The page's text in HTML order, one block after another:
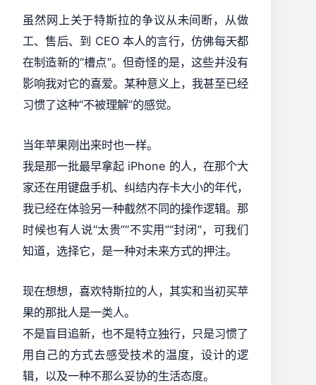
虽然网上关于特斯拉的争议从未间断，从做
工、售后、到 CEO 本人的言行，仿佛每天都
在制造新的“槽点”。但奇怪的是，这些并没有
影响我对它的喜爱。某种意义上，我甚至已经
习惯了这种“不被理解”的感觉。
当年苹果刚出来时也一样。
我是那一批最早拿起 iPhone 的人，在那个大
家还在用键盘手机、纠结内存卡大小的年代，
我已经在体验另一种截然不同的操作逻辑。那
时候也有人说“太贵”“不实用”“封闭”，可我们
知道，选择它，是一种对未来方式的押注。
现在想想，喜欢特斯拉的人，其实和当初买苹
果的那批人是一类人。
不是盲目追新，也不是特立独行，只是习惯了
用自己的方式去感受技术的温度，设计的逻
辑，以及一种不那么妥协的生活态度。